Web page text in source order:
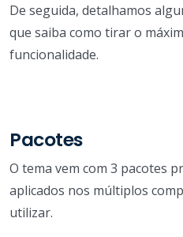
De seguida, detalhamos
que saiba como tirar o
funcionalidade.
Pacotes
O tema vem com 3 pacotes
aplicados nos múltiplos
utilizar.